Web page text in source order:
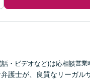
・ビデオなど)は応相談営業
護士が、良質なリーガ